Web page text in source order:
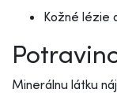
Kožné lézie
Minerálnu látku